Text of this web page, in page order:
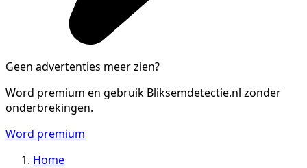
Geen advertenties meer zien?
Word premium en gebruik Bliksemdetectie.nl zonder
onderbrekingen.
Word premium
Home